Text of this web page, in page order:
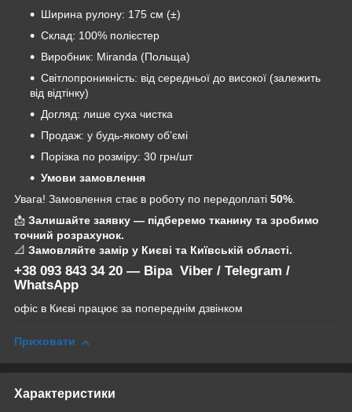
Ширина рулону: 175 см (±)
Склад: 100% полієстер
Виробник: Miranda (Польща)
Світлопроникність: від середньої до високої (залежить
від відтінку)
Догляд: лише суха чистка
Продаж: у будь-якому об’ємі
Порізка по розміру: 30 грн/шт
Умови замовлення
Увага! Замовлення стає в роботу по передоплаті 50%
📩 Залишайте заявку — підберемо тканину та зробимо
точний розрахунок.
📐 Замовляйте замір у Києві та Київській області.
+38 093 843 34 20 — Віра Viber / Telegram /
WhatsApp
офіс в Києві працює за попереднім дзвінком
Приховати
Характеристики